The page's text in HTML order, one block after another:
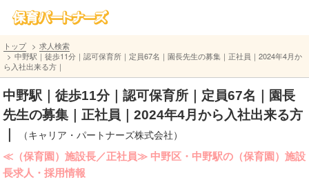
トップ
求人検索
中野駅｜徒歩11分｜認可保育所｜定員67名｜園長先生の募集｜正社員｜2024年4月か
ら入社出来る方｜
中野駅｜徒歩11分｜認可保育所｜定員67名｜園長
先生の募集｜正社員｜2024年4月から入社出来る方
（キャリア・パートナーズ株式会社）
≪（保育園）施設長／正社員≫ 中野区・中野駅の（保育園）施設
長求人・採用情報